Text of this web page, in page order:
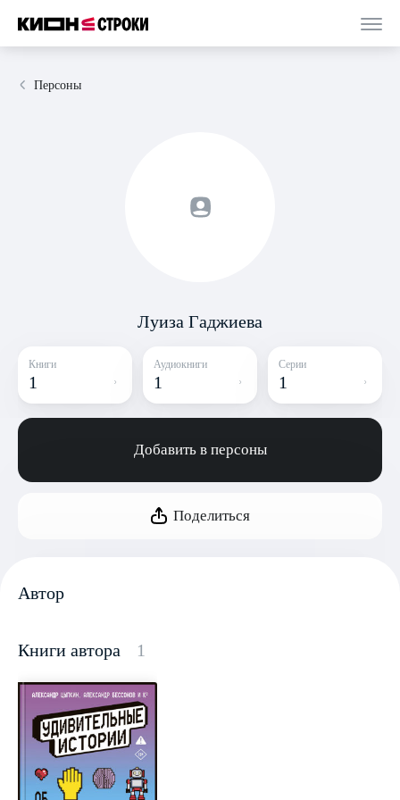
Персоны
Луиза Гаджиева
Книги
1
Аудиокниги
1
Серии
1
Добавить в персоны
Поделиться
Автор
Книги автора 1